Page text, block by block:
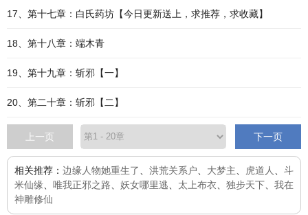
17、第十七章：白氏药坊【今日更新送上，求推荐，求收藏】
18、第十八章：端木青
19、第十九章：斩邪【一】
20、第二十章：斩邪【二】
上一页 下一页
相关推荐： 边缘人物她重生了 洪荒关系户 大梦主 虎道人
斗
米仙缘
唯我正邪之路 妖女哪里逃 太上布衣 独步天下
我在
神雕修仙